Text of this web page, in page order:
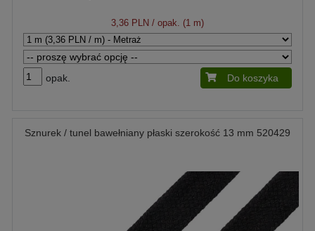
3,36 PLN / opak. (1 m)
opak. Do koszyka
Sznurek / tunel bawełniany płaski szerokość 13 mm 520429